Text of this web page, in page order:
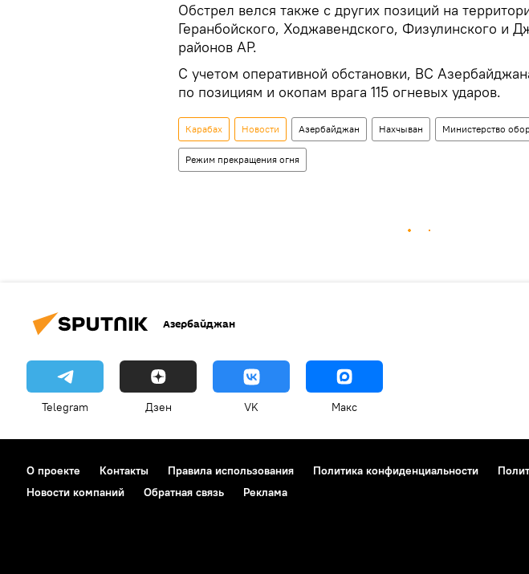
Обстрел велся также с других позиций на
Геранбойского, Ходжавендского, Физулинского и
районов АР.
С учетом оперативной обстановки, ВС
по позициям и окопам врага 115 огневых ударов.
Карабах Новости Азербайджан Нахчыван Министерство
Режим прекращения огня
Азербайджан
Telegram Дзен VK Макс
О проекте Контакты Правила использования Политика конфиденциальности
Новости компаний
Обратная связь Реклама